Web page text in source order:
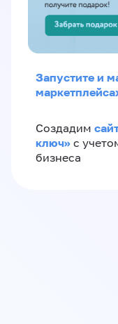
Запустите и
Создадим
ключ» с
бизнеса